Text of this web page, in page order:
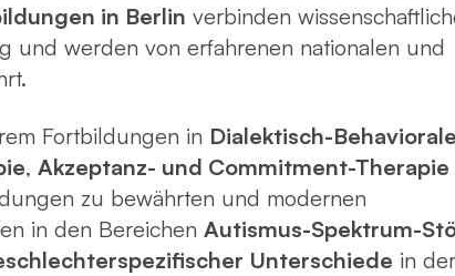
Paartherapie
Systemische Therapie / Systemisches
Coaching
in Berlin verbinden
und werden von erfahrenen nationalen und
Fortbildungen in Dialektisch-
, Akzeptanz- und Commitment-Therapie
zu bewährten und modernen
in den Bereichen Autismus-Spektrum-
Unterschiede in der